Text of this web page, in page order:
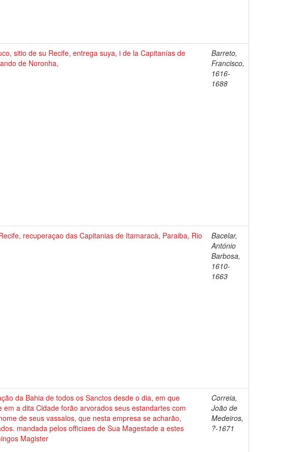
sitio de su Recife, entrega suya, i de la Capitanías de
de Noronha,
Barreto,
Francisco,
1616-
1688
recuperaçao das Capitanias de Itamaracà, Paraiba, Rio
Bacelar,
António
Barbosa,
1610-
1663
da Bahia de todos os Sanctos desde o dia, em que
a dita Cidade forão arvorados seus estandartes com
de seus vassalos, que nesta empresa se acharão,
mandada pelos officiaes de Sua Magestade a estes
Magister
Correia,
João de
Medeiros,
?-1671